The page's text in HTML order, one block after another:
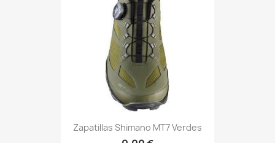
Zapatillas Shimano MT7 Verdes